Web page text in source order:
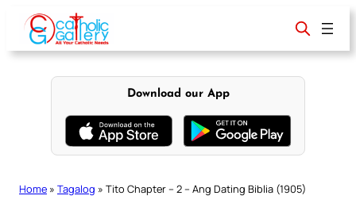
content
Download our App
Home » Tagalog » Tito Chapter – 2 – Ang Dating Biblia (1905)